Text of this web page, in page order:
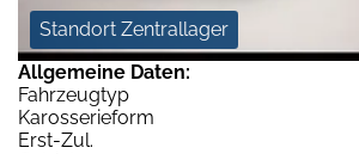
Standort Zentrallager
Allgemeine Daten:
Fahrzeugtyp
Karosserieform
Erst-Zul.